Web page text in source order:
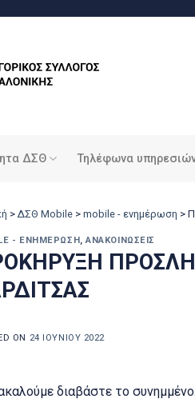
ΔΣΘ Τηλέφωνα
> ΔΣΘ Mobile > mobile - ενημέρωση >
- ΕΝΗΜΈΡΩΣΗ,ΑΝΑΚΟΙΝΏΣΕΙΣ
ON 24 ΙΟΥΝΊΟΥ 2022
διαβάστε το συνημμένο.